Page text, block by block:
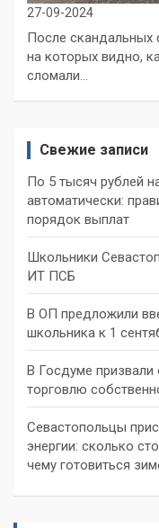
27-09-2024
После скандальных
на которых видно,
сломали…
Свежие записи
По 5 тысяч рублей
автоматически:
порядок выплат
Школьники
ИТ ПСБ
В ОП предложили
школьника к 1
В Госдуме
торговлю
Севастопольцы
энергии: сколько
чему готовиться